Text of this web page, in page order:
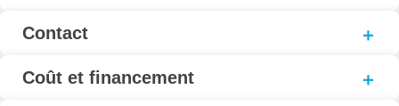
Contact
Coût et financement